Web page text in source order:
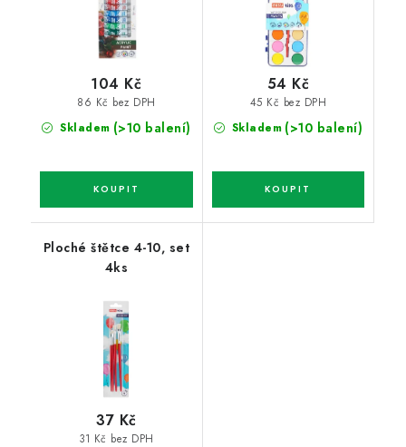
Skladem (>10 balení)
86 Kč bez DPH
104 Kč
Skladem (>10 balení)
45 Kč bez DPH
54 Kč
Ploché štětce 4-10, set
4ks
31 Kč bez DPH
37 Kč